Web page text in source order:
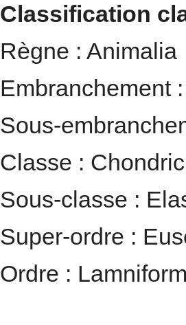
Classification
Règne : Animalia
Embranchement
Sous-
Classe :
Sous-classe :
Super-ordre :
Ordre :